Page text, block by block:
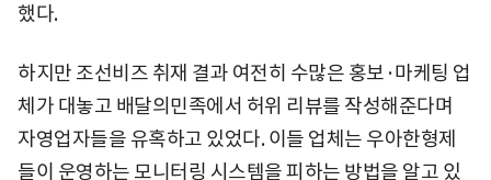
했다.
하지만 조선비즈 취재 결과 여전히 수많은 홍보·마케팅 업
체가 대놓고 배달의민족에서 허위 리뷰를 작성해준다며
자영업자들을 유혹하고 있었다. 이들 업체는 우아한형제
들이 운영하는 모니터링 시스템을 피하는 방법을 알고 있